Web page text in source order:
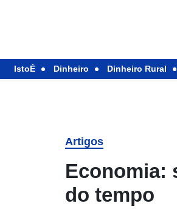
IstoÉ Dinheiro Dinheiro Rural
Artigos
Economia:
do tempo